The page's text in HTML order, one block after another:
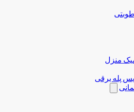
منزل
پله برقی